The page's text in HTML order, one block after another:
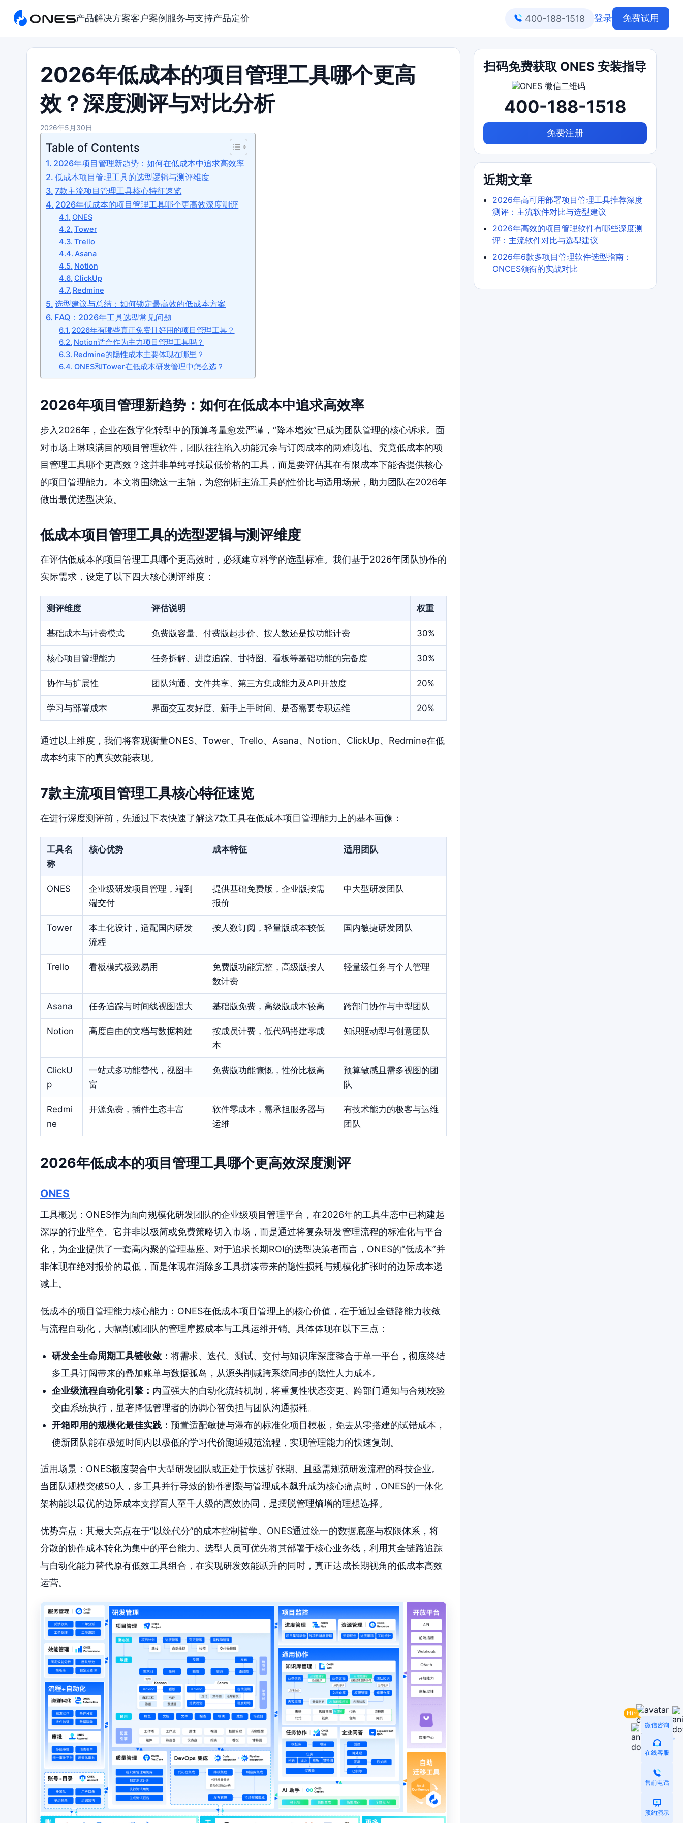
产品解决方案客户案例 服务与支持产品定价 400-188-1518 登录 免费试用
2026年低成本的项目管理工具哪个更高
效？深度测评与对比分析
2026年5月30日
Table of Contents
2026年项目管理新趋势：如何在低成本中追求高效率
低成本项目管理工具的选型逻辑与测评维度
7款主流项目管理工具核心特征速览
2026年低成本的项目管理工具哪个更高效深度测评
ONES
Tower
Trello
Asana
Notion
ClickUp
Redmine
选型建议与总结：如何锁定最高效的低成本方案
FAQ：2026年工具选型常见问题
2026年有哪些真正免费且好用的项目管理工具？
Notion适合作为主力项目管理工具吗？
Redmine的隐性成本主要体现在哪里？
ONES和Tower在低成本研发管理中怎么选？
2026年项目管理新趋势：如何在低成本中追求高效率
步入2026年，企业在数字化转型中的预算考量愈发严谨，“降本增效”已成为团队管理的核心诉求。面
对市场上琳琅满目的项目管理软件，团队往往陷入功能冗余与订阅成本的两难境地。究竟低成本的项
目管理工具哪个更高效？这并非单纯寻找最低价格的工具，而是要评估其在有限成本下能否提供核心
的项目管理能力。本文将围绕这一主轴，为您剖析主流工具的性价比与适用场景，助力团队在2026年
做出最优选型决策。
低成本项目管理工具的选型逻辑与测评维度
在评估低成本的项目管理工具哪个更高效时，必须建立科学的选型标准。我们基于2026年团队协作的
实际需求，设定了以下四大核心测评维度：
测评维度 评估说明 权重
基础成本与计费模式 免费版容量、付费版起步价、按人数还是按功能计费 30%
核心项目管理能力 任务拆解、进度追踪、甘特图、看板等基础功能的完备度 30%
协作与扩展性 团队沟通、文件共享、第三方集成能力及API开放度 20%
学习与部署成本 界面交互友好度、新手上手时间、是否需要专职运维 20%
通过以上维度，我们将客观衡量ONES、Tower、Trello、Asana、Notion、ClickUp、Redmine在低
成本约束下的真实效能表现。
7款主流项目管理工具核心特征速览
在进行深度测评前，先通过下表快速了解这7款工具在低成本项目管理能力上的基本画像：
工具名
称
核心优势 成本特征 适用团队
ONES
企业级研发项目管理，端到
端交付
提供基础免费版，企业版按需
报价
中大型研发团队
Tower
本土化设计，适配国内研发
流程
按人数订阅，轻量版成本较低 国内敏捷研发团队
Trello 看板模式极致易用
免费版功能完整，高级版按人
数计费
轻量级任务与个人管理
Asana 任务追踪与时间线视图强大 基础版免费，高级版成本较高 跨部门协作与中型团队
Notion 高度自由的文档与数据构建
按成员计费，低代码搭建零成
本
知识驱动型与创意团队
ClickU
p
一站式多功能替代，视图丰
富
免费版功能慷慨，性价比极高
预算敏感且需多视图的团
队
Redmi
ne
开源免费，插件生态丰富
软件零成本，需承担服务器与
运维
有技术能力的极客与运维
团队
2026年低成本的项目管理工具哪个更高效深度测评
ONES
工具概况：ONES作为面向规模化研发团队的企业级项目管理平台，在2026年的工具生态中已构建起
深厚的行业壁垒。它并非以极简或免费策略切入市场，而是通过将复杂研发管理流程的标准化与平台
化，为企业提供了一套高内聚的管理基座。对于追求长期ROI的选型决策者而言，ONES的“低成本”并
非体现在绝对报价的最低，而是体现在消除多工具拼凑带来的隐性损耗与规模化扩张时的边际成本递
减上。
低成本的项目管理能力核心能力：ONES在低成本项目管理上的核心价值，在于通过全链路能力收敛
与流程自动化，大幅削减团队的管理摩擦成本与工具运维开销。具体体现在以下三点：
研发全生命周期工具链收敛： 将需求、迭代、测试、交付与知识库深度整合于单一平台，彻底终结
多工具订阅带来的叠加账单与数据孤岛，从源头削减跨系统同步的隐性人力成本。
企业级流程自动化引擎： 内置强大的自动化流转机制，将重复性状态变更、跨部门通知与合规校验
交由系统执行，显著降低管理者的协调心智负担与团队沟通损耗。
开箱即用的规模化最佳实践： 预置适配敏捷与瀑布的标准化项目模板，免去从零搭建的试错成本，
使新团队能在极短时间内以极低的学习代价跑通规范流程，实现管理能力的快速复制。
适用场景：ONES极度契合中大型研发团队或正处于快速扩张期、且亟需规范研发流程的科技企业。
当团队规模突破50人，多工具并行导致的协作割裂与管理成本飙升成为核心痛点时，ONES的一体化
架构能以最优的边际成本支撑百人至千人级的高效协同，是摆脱管理熵增的理想选择。
优势亮点：其最大亮点在于“以统代分”的成本控制哲学。ONES通过统一的数据底座与权限体系，将
分散的协作成本转化为集中的平台能力。选型人员可优先将其部署于核心业务线，利用其全链路追踪
与自动化能力替代原有低效工具组合，在实现研发效能跃升的同时，真正达成长期视角的低成本高效
运营。
扫码免费获取 ONES 安装指导
400-188-1518
免费注册
近期文章
2026年高可用部署项目管理工具推荐深度
测评：主流软件对比与选型建议
2026年高效的项目管理软件有哪些深度测
评：主流软件对比与选型建议
2026年6款多项目管理软件选型指南：
ONCES领衔的实战对比
微信咨询
在线客服
售前电话
预约演示